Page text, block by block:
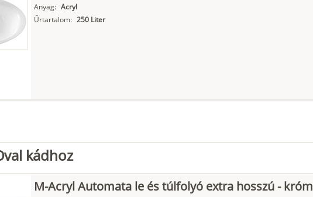
Anyag: Acryl
Űrtartalom: 250 Liter
kádhoz
M-Acryl Automata le és túlfolyó extra hosszú - króm